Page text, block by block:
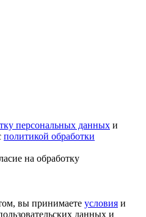
персональных данных и
политикой обработки
на обработку
вы принимаете условия и
данных и